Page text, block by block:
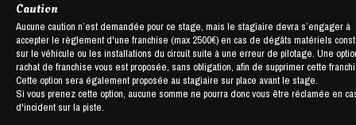
Caution
Aucune caution n’est demandée pour ce stage, mais le stagiaire devra s’engager à
accepter le règlement d'une franchise (max 2500€) en cas de dégâts matériels
sur le véhicule ou les installations du circuit suite à une erreur de pilotage. Une
rachat de franchise vous est proposée, sans obligation, afin de supprimer cette
Cette option sera également proposée au stagiaire sur place avant le stage.
Si vous prenez cette option, aucune somme ne pourra donc vous être réclamée en
d'incident sur la piste.